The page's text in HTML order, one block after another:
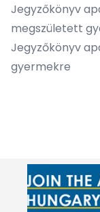
Jegyzőkönyv
megszületett
Jegyzőkönyv
gyermekre